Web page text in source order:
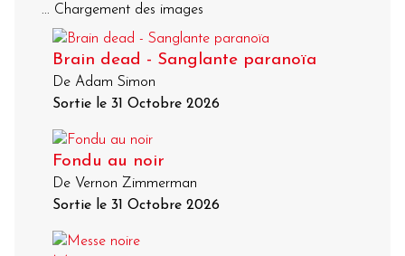
... Chargement des images
Brain dead - Sanglante paranoïa
De Adam Simon
Sortie le 31 Octobre 2026
Fondu au noir
De Vernon Zimmerman
Sortie le 31 Octobre 2026